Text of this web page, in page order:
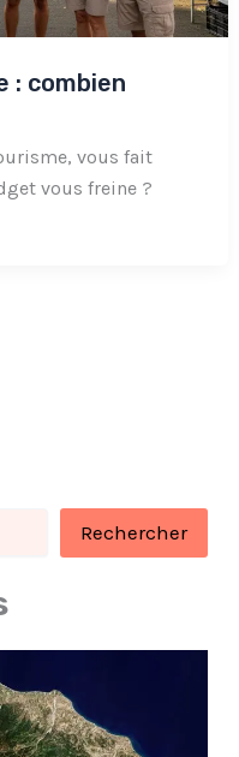
: combien
vous fait
vous freine ?
Rechercher